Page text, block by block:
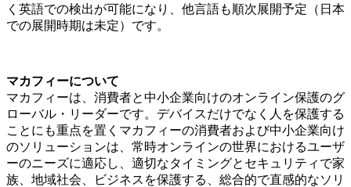
く英語での検出が可能になり、他言語も順次展開予定（日本
での展開時期は未定）です。
マカフィーについて
マカフィーは、消費者と中小企業向けのオンライン保護のグ
ローバル・リーダーです。デバイスだけでなく人を保護する
ことにも重点を置くマカフィーの消費者および中小企業向け
のソリューションは、常時オンラインの世界におけるユーザ
ーのニーズに適応し、適切なタイミングとセキュリティで家
族、地域社会、ビジネスを保護する、総合的で直感的なソリ